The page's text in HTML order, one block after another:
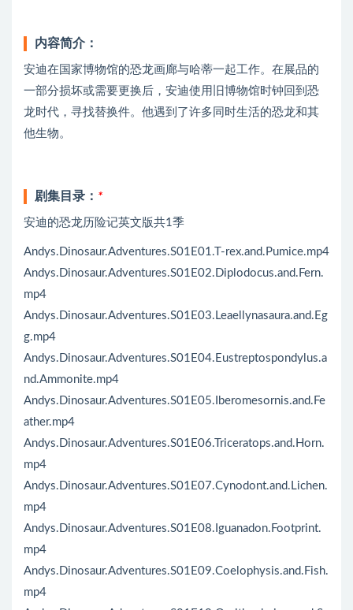
内容简介：
安迪在国家博物馆的恐龙画廊与哈蒂一起工作。在展品的
一部分损坏或需要更换后，安迪使用旧博物馆时钟回到恐
龙时代，寻找替换件。他遇到了许多同时生活的恐龙和其
他生物。
剧集目录： *
安迪的恐龙历险记英文版共1季
Andys.Dinosaur.Adventures.S01E01.T-rex.and.Pumice.mp4
Andys.Dinosaur.Adventures.S01E02.Diplodocus.and.Fern.
mp4
Andys.Dinosaur.Adventures.S01E03.Leaellynasaura.and.Eg
g.mp4
Andys.Dinosaur.Adventures.S01E04.Eustreptospondylus.a
nd.Ammonite.mp4
Andys.Dinosaur.Adventures.S01E05.Iberomesornis.and.Fe
ather.mp4
Andys.Dinosaur.Adventures.S01E06.Triceratops.and.Horn.
mp4
Andys.Dinosaur.Adventures.S01E07.Cynodont.and.Lichen.
mp4
Andys.Dinosaur.Adventures.S01E08.Iguanadon.Footprint.
mp4
Andys.Dinosaur.Adventures.S01E09.Coelophysis.and.Fish.
mp4